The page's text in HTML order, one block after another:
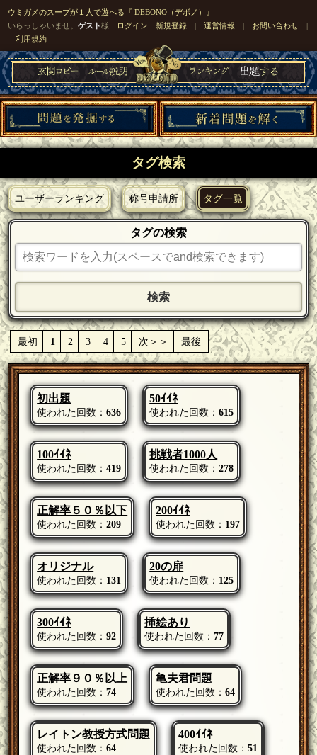
ウミガメのスープが１人で遊べる『 DEBONO（デボノ）』
いらっしゃいませ。ゲスト様 ログイン 新規登録 |運営情報 | お問い合わせ |
利用規約
タグ検索
ユーザーランキング 称号申請所 タグ一覧
タグの検索
検索
最初 1 2 3 4 5 次＞＞ 最後
初出題
使われた回数：636
50ｲｲﾈ
使われた回数：615
100ｲｲﾈ
使われた回数：419
挑戦者1000人
使われた回数：278
正解率５０％以下
使われた回数：209
200ｲｲﾈ
使われた回数： 197
オリジナル
使われた回数： 131
20の扉
使われた回数： 125
300ｲｲﾈ
使われた回数：92
挿絵あり
使われた回数：77
正解率９０％以上
使われた回数：74
亀夫君問題
使われた回数：64
レイトン教授方式問題
使われた回数：64
400ｲｲﾈ
使われた回数：51